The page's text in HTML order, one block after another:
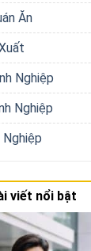
Ăn
Nghiệp
Nghiệp
Nghiệp
viết nổi bật